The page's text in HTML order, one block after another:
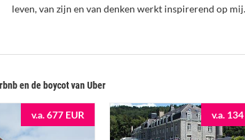
leven, van zijn en van denken werkt inspirerend op
en de boycot van Uber
v.a. 677 EUR v.a.